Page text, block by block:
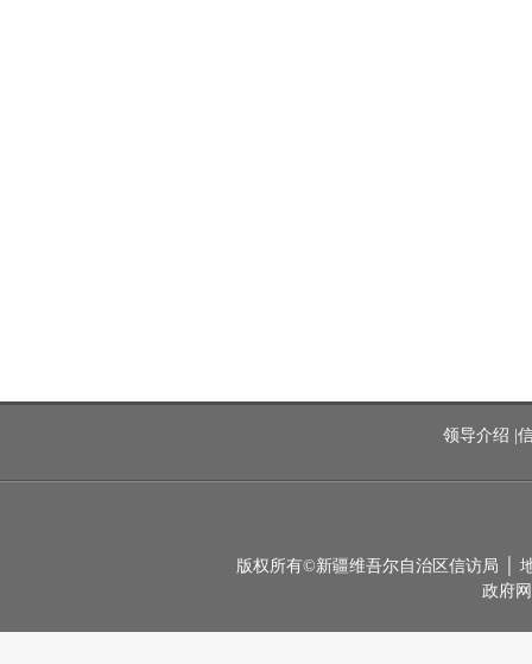
领导介绍
版权所有©新疆维吾尔自治区信访局 │
政府